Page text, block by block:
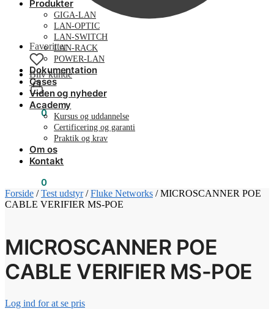
Favoritter
Bliv kunde
kr. 0
Produkter
GIGA-LAN
LAN-OPTIC
LAN-SWITCH
LAN-RACK
POWER-LAN
Dokumentation
Cases
Viden og nyheder
Academy
Kursus og uddannelse
Certificering og garanti
Praktik og krav
Om os
Kontakt
0
Forside /Test udstyr/Fluke Networks /MICROSCANNER POE
CABLE VERIFIER MS-POE
MICROSCANNER POE
CABLE VERIFIER MS-POE
Log ind for at se pris